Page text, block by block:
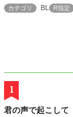
カテゴリ BL R指定
1
君の声で起こし